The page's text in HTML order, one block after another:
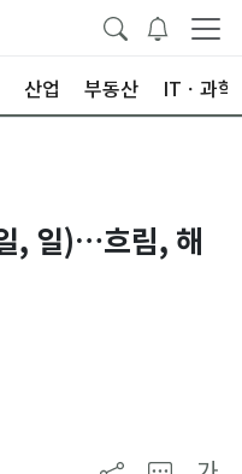
산업 부동산 ITㆍ과학
, 일)…흐림, 해